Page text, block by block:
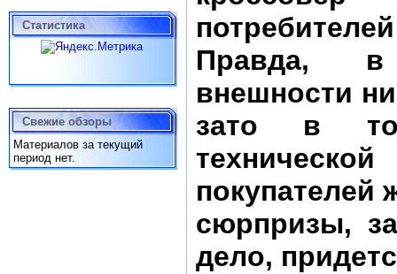
Статистика
Свежие обзоры
Материалов за текущий
период нет.
Правда, в
внешности
зато в
покупателей
сюрпризы,
дело,